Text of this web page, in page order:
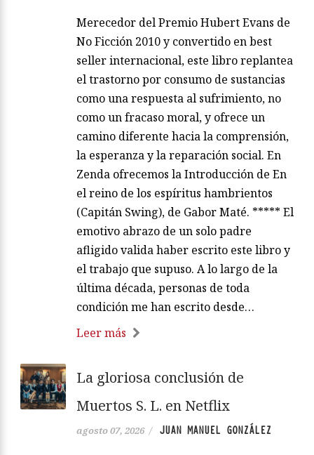
Merecedor del Premio Hubert Evans de
No Ficción 2010 y convertido en best
seller internacional, este libro replantea
el trastorno por consumo de sustancias
como una respuesta al sufrimiento, no
como un fracaso moral, y ofrece un
camino diferente hacia la comprensión,
la esperanza y la reparación social. En
Zenda ofrecemos la Introducción de En
el reino de los espíritus hambrientos
(Capitán Swing), de Gabor Maté. ***** El
emotivo abrazo de un solo padre
afligido valida haber escrito este libro y
el trabajo que supuso. A lo largo de la
última década, personas de toda
condición me han escrito desde…
Leer más
La gloriosa conclusión de
Muertos S. L. en Netflix
agosto 07, 2026 / JUAN MANUEL GONZÁLEZ